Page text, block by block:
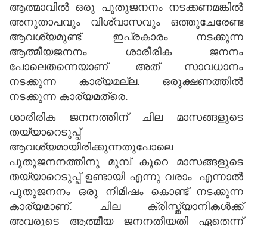
ആത്മാവില്‍ ഒരു പുതുജനനം നടക്കണമങ്കില്‍
അനുതാപവും വിശ്വാസവും ഒത്തുചേരേണ്ട
ആവശ്യമുണ്ട്. ഇപ്രകാരം നടക്കുന്ന
ആത്മീയജനനം ശാരീരിക ജനനം
പോലെതന്നെയാണ്. അത് സാവധാനം
നടക്കുന്ന കാര്യമല്ല. ഒരുക്ഷണത്തില്‍
നടക്കുന്ന കാര്യമത്രെ.
ശാരീരിക ജനനത്തിന് ചില മാസങ്ങളുടെ
തയ്യാറെടുപ്പ്
ആവശ്യമായിരിക്കുന്നതുപോലെ
പുതുജനനത്തിനു മുമ്പ് കുറെ മാസങ്ങളുടെ
തയ്യാറെടുപ്പ് ഉണ്ടായി എന്നു വരാം. എന്നാല്‍
പുതുജനനം ഒരു നിമിഷം കൊണ്ട് നടക്കുന്ന
കാര്യമാണ്. ചില ക്രിസ്ത്യാനികള്‍ക്ക്
അവരുടെ ആത്മീയ ജനനതീയതി ഏതെന്ന്